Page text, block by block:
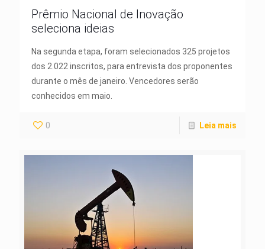
Prêmio Nacional de Inovação
seleciona ideias
Na segunda etapa, foram selecionados 325 projetos
dos 2.022 inscritos, para entrevista dos proponentes
durante o mês de janeiro. Vencedores serão
conhecidos em maio.
0 Leia mais